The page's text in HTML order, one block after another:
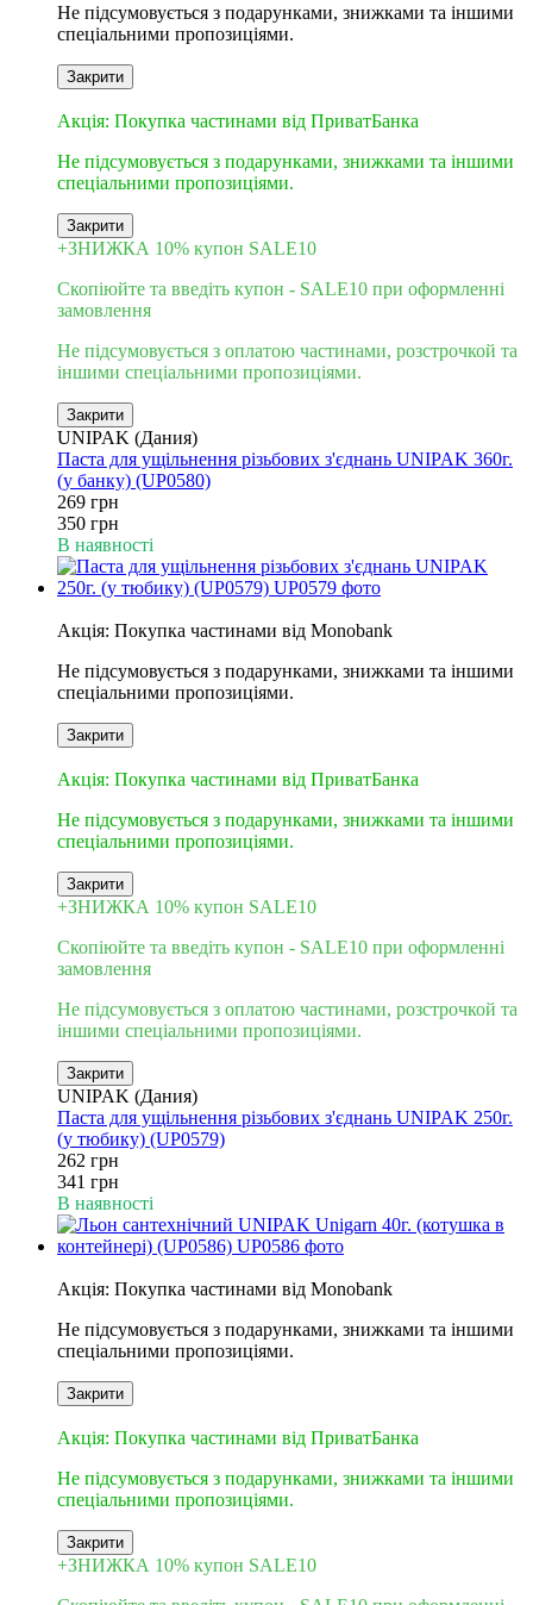
Не підсумовується з подарунками, знижками та іншими
спеціальними пропозиціями.
Закрити
Акція: Покупка частинами від ПриватБанка
Не підсумовується з подарунками, знижками та іншими
спеціальними пропозиціями.
Закрити
+ЗНИЖКА 10% купон SALE10
Скопіюйте та введіть купон - SALE10 при оформленні
замовлення
Не підсумовується з оплатою частинами, розстрочкой та
іншими спеціальними пропозиціями.
Закрити
UNIPAK (Дания)
Паста для ущільнення різьбових з'єднань UNIPAK 360г.
(у банку) (UP0580)
269 грн
350 грн
В наявності
Акція: Покупка частинами від Monobank
Не підсумовується з подарунками, знижками та іншими
спеціальними пропозиціями.
Закрити
Акція: Покупка частинами від ПриватБанка
Не підсумовується з подарунками, знижками та іншими
спеціальними пропозиціями.
Закрити
+ЗНИЖКА 10% купон SALE10
Скопіюйте та введіть купон - SALE10 при оформленні
замовлення
Не підсумовується з оплатою частинами, розстрочкой та
іншими спеціальними пропозиціями.
Закрити
UNIPAK (Дания)
Паста для ущільнення різьбових з'єднань UNIPAK 250г.
(у тюбику) (UP0579)
262 грн
341 грн
В наявності
Акція: Покупка частинами від Monobank
Не підсумовується з подарунками, знижками та іншими
спеціальними пропозиціями.
Закрити
Акція: Покупка частинами від ПриватБанка
Не підсумовується з подарунками, знижками та іншими
спеціальними пропозиціями.
Закрити
+ЗНИЖКА 10% купон SALE10